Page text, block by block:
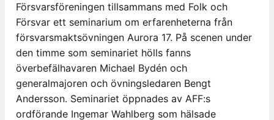
Försvarsföreningen tillsammans med Folk och
Försvar ett seminarium om erfarenheterna från
försvarsmaktsövningen Aurora 17. På scenen under
den timme som seminariet hölls fanns
överbefälhavaren Michael Bydén och
generalmajoren och övningsledaren Bengt
Andersson. Seminariet öppnades av AFF:s
ordförande Ingemar Wahlberg som hälsade